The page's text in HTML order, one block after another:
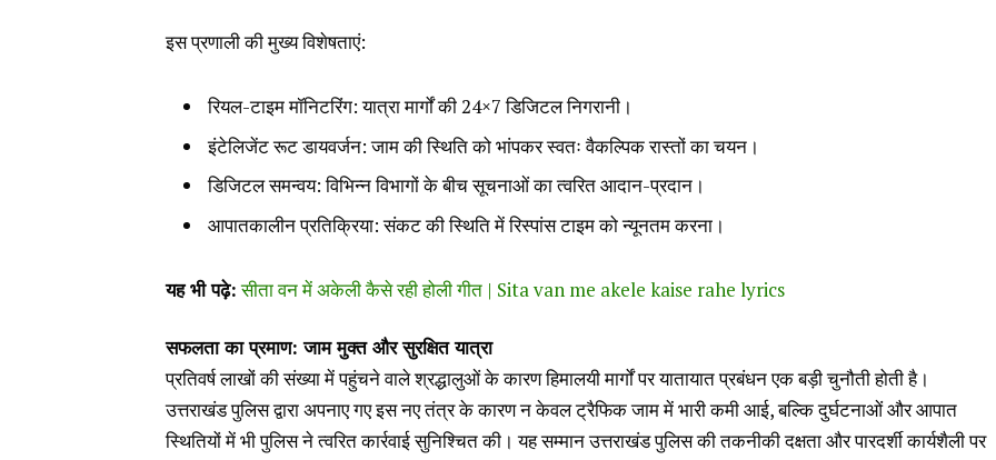
इस प्रणाली की मुख्य विशेषताएं:
रियल-टाइम मॉनिटरिंग: यात्रा मार्गों की 24×7 डिजिटल निगरानी।
इंटेलिजेंट रूट डायवर्जन: जाम की स्थिति को भांपकर स्वतः वैकल्पिक रास्तों का चयन।
डिजिटल समन्वय: विभिन्न विभागों के बीच सूचनाओं का त्वरित आदान-प्रदान।
आपातकालीन प्रतिक्रिया: संकट की स्थिति में रिस्पांस टाइम को न्यूनतम करना।
यह भी पढ़े: सीता वन में अकेली कैसे रही होली गीत | Sita van me akele kaise rahe lyrics
सफलता का प्रमाण: जाम मुक्त और सुरक्षित यात्रा
प्रतिवर्ष लाखों की संख्या में पहुंचने वाले श्रद्धालुओं के कारण हिमालयी मार्गों पर यातायात प्रबंधन एक बड़ी चुनौती होती है।
उत्तराखंड पुलिस द्वारा अपनाए गए इस नए तंत्र के कारण न केवल ट्रैफिक जाम में भारी कमी आई, बल्कि दुर्घटनाओं और आपात
स्थितियों में भी पुलिस ने त्वरित कार्रवाई सुनिश्चित की। यह सम्मान उत्तराखंड पुलिस की तकनीकी दक्षता और पारदर्शी कार्यशैली पर